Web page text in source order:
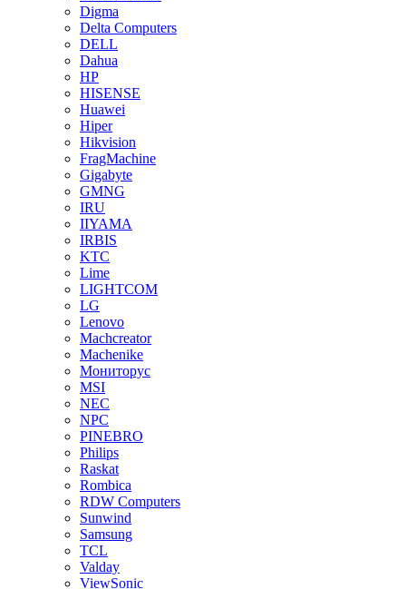
Digma
Delta Computers
DELL
Dahua
HP
HISENSE
Huawei
Hiper
Hikvision
FragMachine
Gigabyte
GMNG
IRU
IIYAMA
IRBIS
KTC
Lime
LIGHTCOM
LG
Lenovo
Machcreator
Machenike
Мониторус
MSI
NEC
NPC
PINEBRO
Philips
Raskat
Rombica
RDW Computers
Sunwind
Samsung
TCL
Valday
ViewSonic